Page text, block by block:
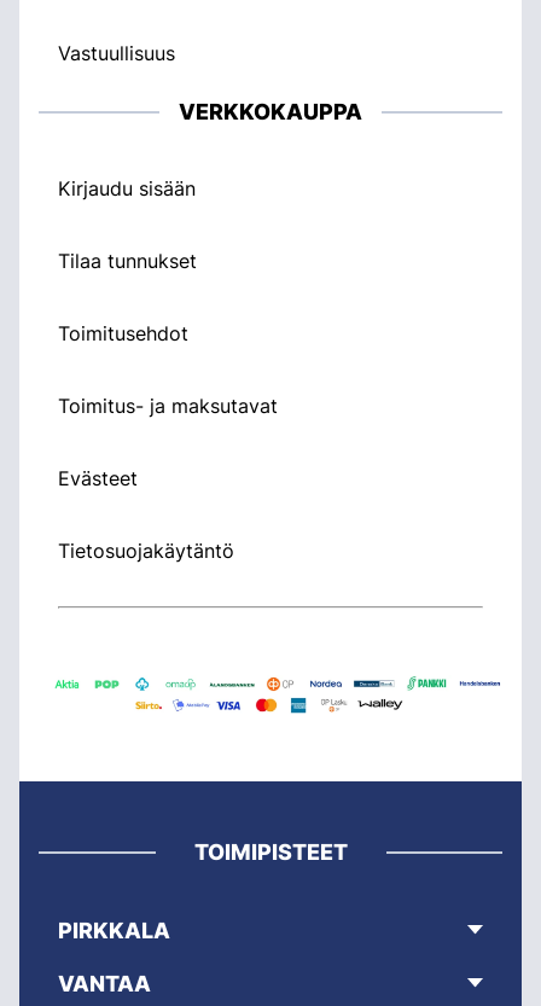
Vastuullisuus
VERKKOKAUPPA
Kirjaudu sisään
Tilaa tunnukset
Toimitusehdot
Toimitus- ja maksutavat
Evästeet
Tietosuojakäytäntö
TOIMIPISTEET
PIRKKALA
VANTAA